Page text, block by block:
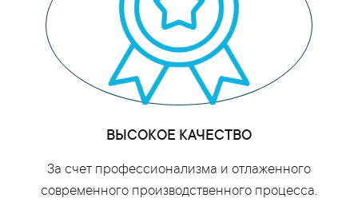
ВЫСОКОЕ КАЧЕСТВО
За счет профессионализма и отлаженного
современного производственного процесса.